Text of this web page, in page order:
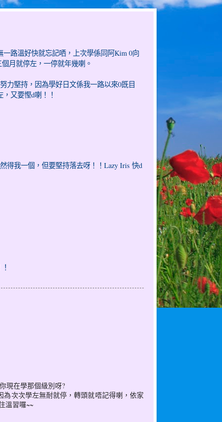
路溫好快就忘記哂，上次學係同阿Kim 0向
月就停左，一停就年幾喇。
力堅持，因為學好日文係我一路以來0既目
又要慳d喇！！
得我一個，但要堅持落去呀！！Lazy Iris 快d
現在學那個級別呀?
為次次學左無耐就停，轉頭就唔記得喇，依家
溫習囉~~